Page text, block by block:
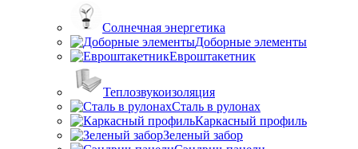
Солнечная энергетика
Доборные элементы
Евроштакетник
Теплозвукоизоляция
Сталь в рулонах
Каркасный профиль
Зеленый забор